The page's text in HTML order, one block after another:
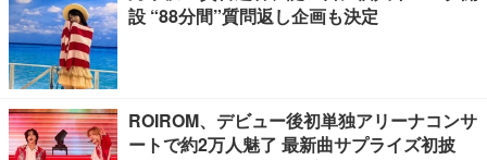
設 “88分間”質問返し企画も決定
ROIROM、デビュー後初単独アリーナコンサ
ートで約2万人魅了 最新曲サプライズ初披